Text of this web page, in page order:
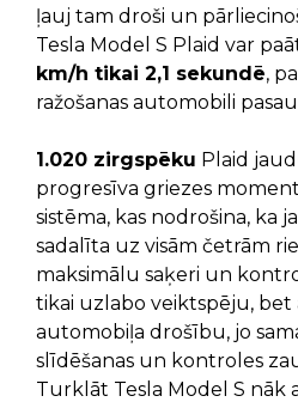
ļauj tam droši un
Tesla Model S Plaid var
km/h tikai 2,1 sekundē,
ražošanas automobili
1.020 zirgspēku Plaid
progresīva griezes
sistēma, kas nodrošina, ka
sadalīta uz visām četrām
maksimālu saķeri un
tikai uzlabo veiktspēju, bet
automobiļa drošību, jo
slīdēšanas un kontroles
Turklāt Tesla Model S nāk